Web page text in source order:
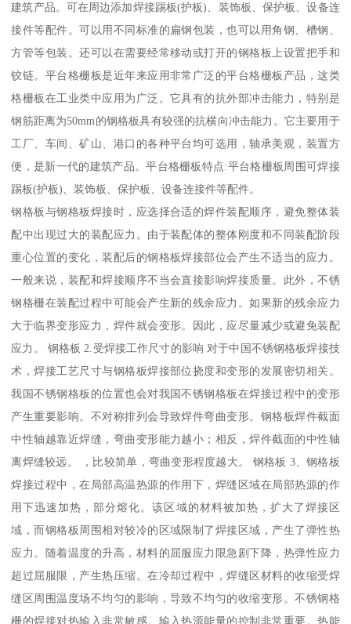
建筑产品。可在周边添加焊接踢板(护板)、装饰板、保护板、设备连
接件等配件。可以用不同标准的扁钢包装，也可以用角钢、槽钢、
方管等包装。还可以在需要经常移动或打开的钢格板上设置把手和
铰链。平台格栅板是近年来应用非常广泛的平台格栅板产品，这类
格栅板在工业类中应用为广泛。它具有的抗外部冲击能力，特别是
钢筋距离为50mm的钢格板具有较强的抗横向冲击能力。它主要用于
工厂、车间、矿山、港口的各种平台均可选用，轴承美观，装置方
便，是新一代的建筑产品。平台格栅板特点:平台格栅板周围可焊接
踢板(护板)、装饰板、保护板、设备连接件等配件。
钢格板与钢格板焊接时，应选择合适的焊件装配顺序，避免整体装
配中出现过大的装配应力。由于装配体的整体刚度和不同装配阶段
重心位置的变化，装配后的钢格板焊接部位会产生不适当的应力。
一般来说，装配和焊接顺序不当会直接影响焊接质量。此外，不锈
钢格栅在装配过程中可能会产生新的残余应力。如果新的残余应力
大于临界变形应力，焊件就会变形。因此，应尽量减少或避免装配
应力。 钢格板 2.受焊接工作尺寸的影响 对于中国不锈钢格板焊接技
术，焊接工艺尺寸与钢格板焊接部位挠度和变形的发展密切相关。
我国不锈钢格板的位置也会对我国不锈钢格板在焊接过程中的变形
产生重要影响。不对称排列会导致焊件弯曲变形。钢格板焊件截面
中性轴越靠近焊缝，弯曲变形能力越小；相反，焊件截面的中性轴
离焊缝较远。 ，比较简单，弯曲变形程度越大。 钢格板 3、钢格板
焊接过程中，在局部高温热源的作用下，焊缝区域在局部热源的作
用下迅速加热，部分熔化。该区域的材料被加热，扩大了焊接区
域，而钢格板周围相对较冷的区域限制了焊接区域，产生了弹性热
应力。随着温度的升高，材料的屈服应力限急剧下降，热弹性应力
超过屈服限，产生热压缩。在冷却过程中，焊缝区材料的收缩受焊
缝区周围温度场不均匀的影响，导致不均匀的收缩变形。不锈钢格
栅的焊接对热输入非常敏感。输入热源能量的控制非常重要。热能